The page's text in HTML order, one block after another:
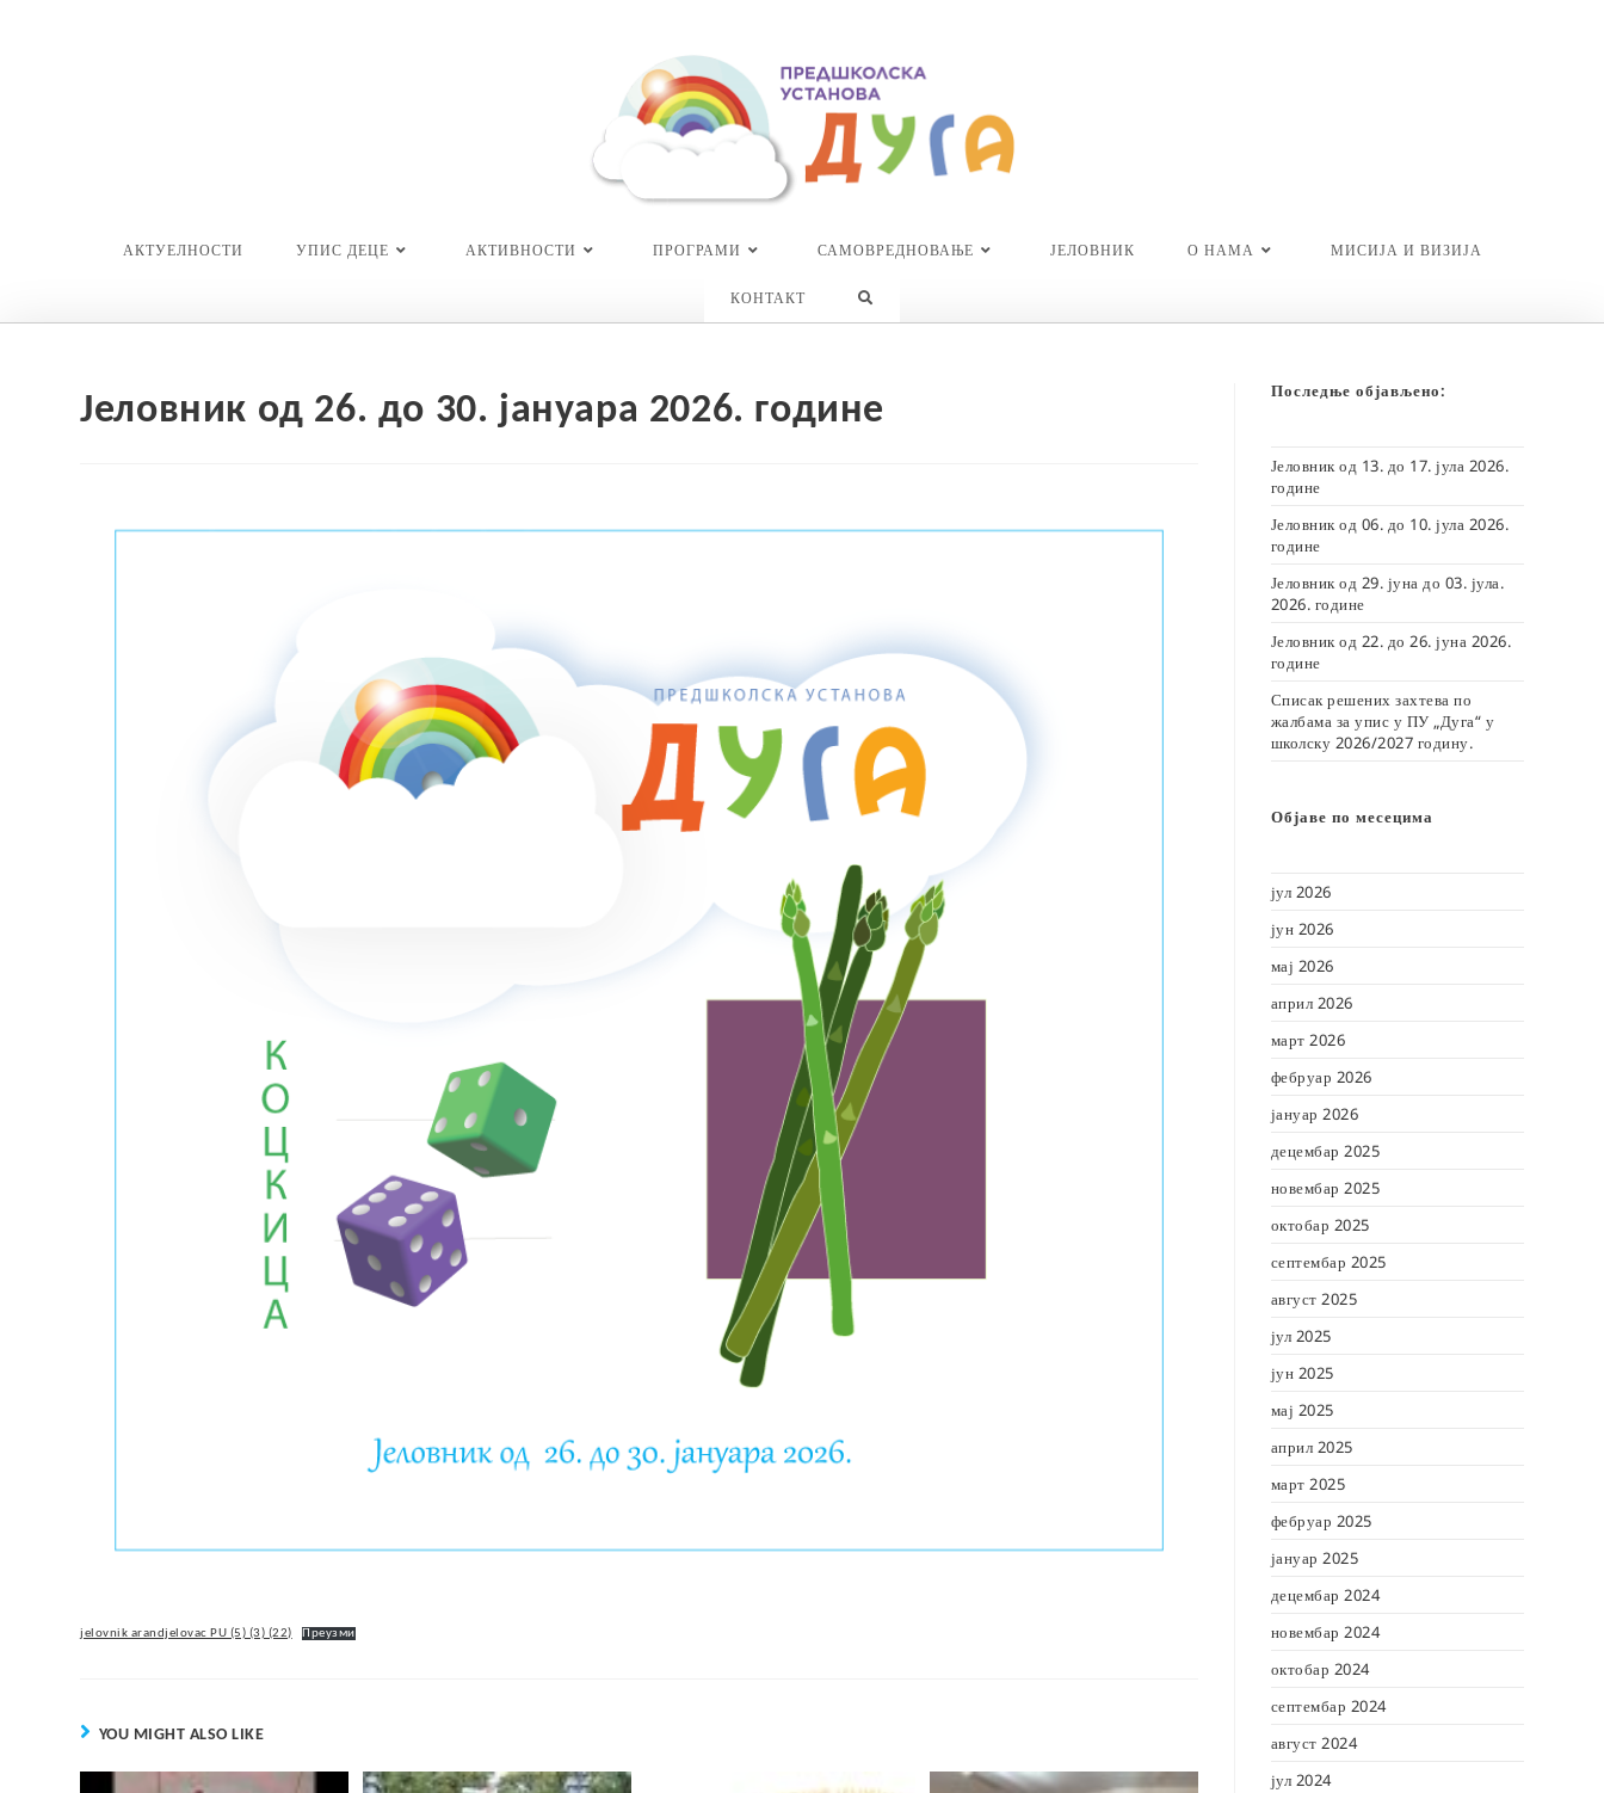
АКТУЕЛНОСТИ УПИС ДЕЦЕ АКТИВНОСТИ ПРОГРАМИ САМОВРЕДНОВАЊЕ ЈЕЛОВНИК О НАМА МИСИЈА И ВИЗИЈА
КОНТАКТ TOGGLE
Јеловник од 26. до 30. јануара 2026. године
jelovnik arandjelovac PU (5) (3) (22) Преузми
YOU MIGHT ALSO LIKE
Последње објављено:
Јеловник од 13. до 17. јула 2026.
године
Јеловник од 06. до 10. јула 2026.
године
Јеловник од 29. јуна до 03. јула.
2026. године
Јеловник од 22. до 26. јуна 2026.
године
Списак решених захтева по
жалбама за упис у ПУ „Дуга“ у
школску 2026/2027 годину.
Објаве по месецима
јул 2026
јун 2026
мај 2026
април 2026
март 2026
фебруар 2026
јануар 2026
децембар 2025
новембар 2025
октобар 2025
септембар 2025
август 2025
јул 2025
јун 2025
мај 2025
април 2025
март 2025
фебруар 2025
јануар 2025
децембар 2024
новембар 2024
октобар 2024
септембар 2024
август 2024
јул 2024